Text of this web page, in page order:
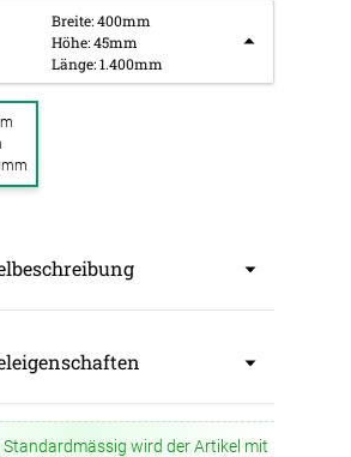
Breite: 400mm
Höhe: 45mm
Länge: 1.400mm
mit hochwertiger Beleuchtung.
es sich mühelos in jede
Standardmässig wird der Artikel mit